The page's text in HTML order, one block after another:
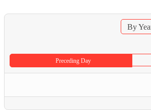
By
Preceding Day